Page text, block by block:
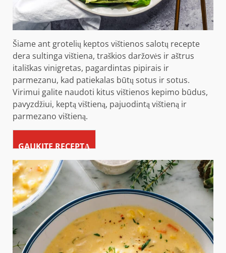
Šiame ant grotelių keptos vištienos salotų recepte
dera sultinga vištiena, traškios daržovės ir aštrus
itališkas vinigretas, pagardintas pipirais ir
parmezanu, kad patiekalas būtų sotus ir sotus.
Virimui galite naudoti kitus vištienos kepimo būdus,
pavyzdžiui, keptą vištieną, pajuodintą vištieną ir
parmezano vištieną.
GAUKITE RECEPTĄ